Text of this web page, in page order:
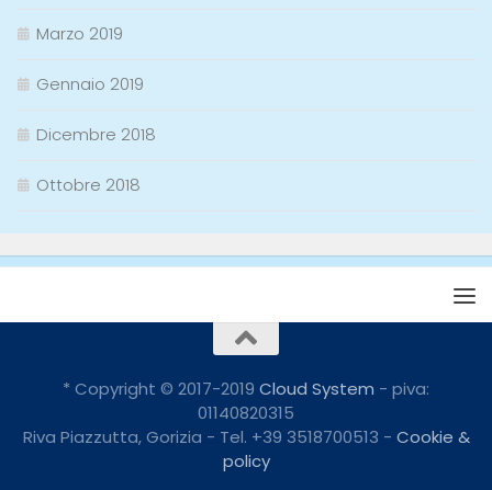
Marzo 2019
Gennaio 2019
Dicembre 2018
Ottobre 2018
* Copyright © 2017-2019 Cloud System - piva:
01140820315
Riva Piazzutta, Gorizia - Tel. +39 3518700513 - Cookie &
policy